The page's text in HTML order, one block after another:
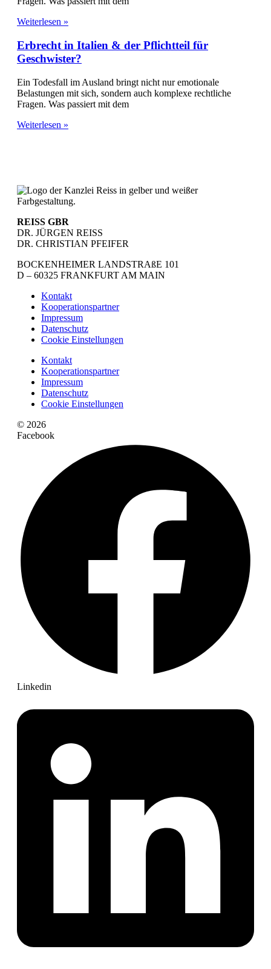
Weiterlesen »
Erbrecht in Italien & der Pflichtteil für
Geschwister?
Ein Todesfall im Ausland bringt nicht nur emotionale
Belastungen mit sich, sondern auch komplexe rechtliche
Fragen. Was passiert mit dem
Weiterlesen »
REISS GBR
DR. JÜRGEN REISS
DR. CHRISTIAN PFEIFER
BOCKENHEIMER LANDSTRAßE 101
D – 60325 FRANKFURT AM MAIN
Kontakt
Kooperationspartner
Impressum
Datenschutz
Cookie Einstellungen
Kontakt
Kooperationspartner
Impressum
Datenschutz
Cookie Einstellungen
© 2026
Facebook
Linkedin